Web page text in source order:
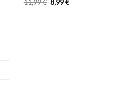
Bewertet
11,99€ Ursprünglicher
Preis
8,99€Aktueller